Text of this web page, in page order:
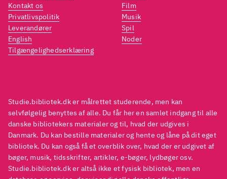
Studie.bibliotek.dk er målrettet studerende, men kan
selvfølgelig benyttes af alle. Du får her en samlet indgang til alle
danske bibliotekers materialer og til, hvad der udgives i
Danmark. Du kan bestille materialer og hente og låne på dit eget
bibliotek. Du kan også få et overblik over, hvad der er udgivet af
bøger, musik, tidsskrifter, artikler, e-bøger, lydbøger osv.
Studie.bibliotek.dk er altså ikke et fysisk bibliotek, men en
Kontakt os
Privatlivspolitik
Leverandører
English
Tilgængelighedserklæring
Film
Musik
Spil
Noder